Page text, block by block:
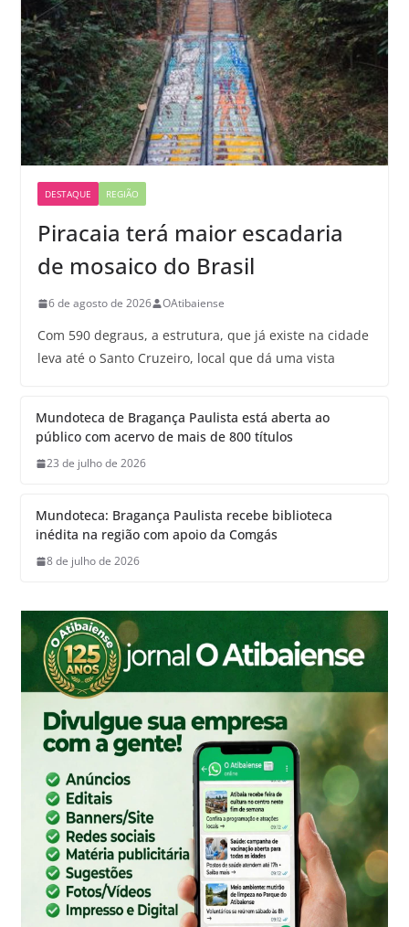
DESTAQUE REGIÃO
Piracaia terá maior escadaria
de mosaico do Brasil
6 de agosto de 2026 OAtibaiense
Com 590 degraus, a estrutura, que já existe na cidade
leva até o Santo Cruzeiro, local que dá uma vista
Mundoteca de Bragança Paulista está aberta ao
público com acervo de mais de 800 títulos
23 de julho de 2026
Mundoteca: Bragança Paulista recebe biblioteca
inédita na região com apoio da Comgás
8 de julho de 2026